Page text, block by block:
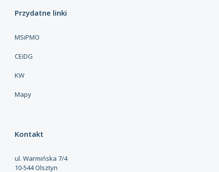
Przydatne linki
MSiPMO
CEiDG
KW
Mapy
Kontakt
ul. Warmińska 7/4
10-544 Olsztyn